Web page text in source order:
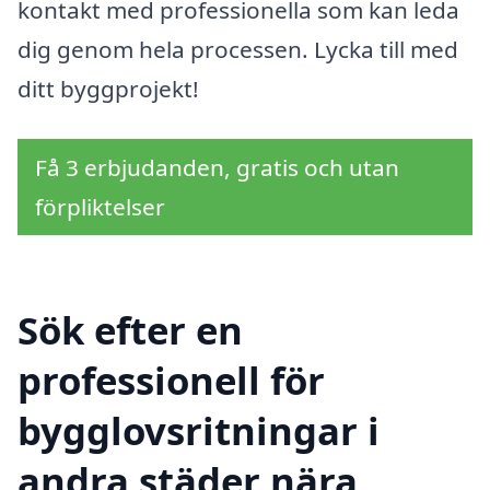
kontakt med professionella som kan leda
dig genom hela processen. Lycka till med
ditt byggprojekt!
Få 3 erbjudanden, gratis och utan
förpliktelser
Sök efter en
professionell för
bygglovsritningar i